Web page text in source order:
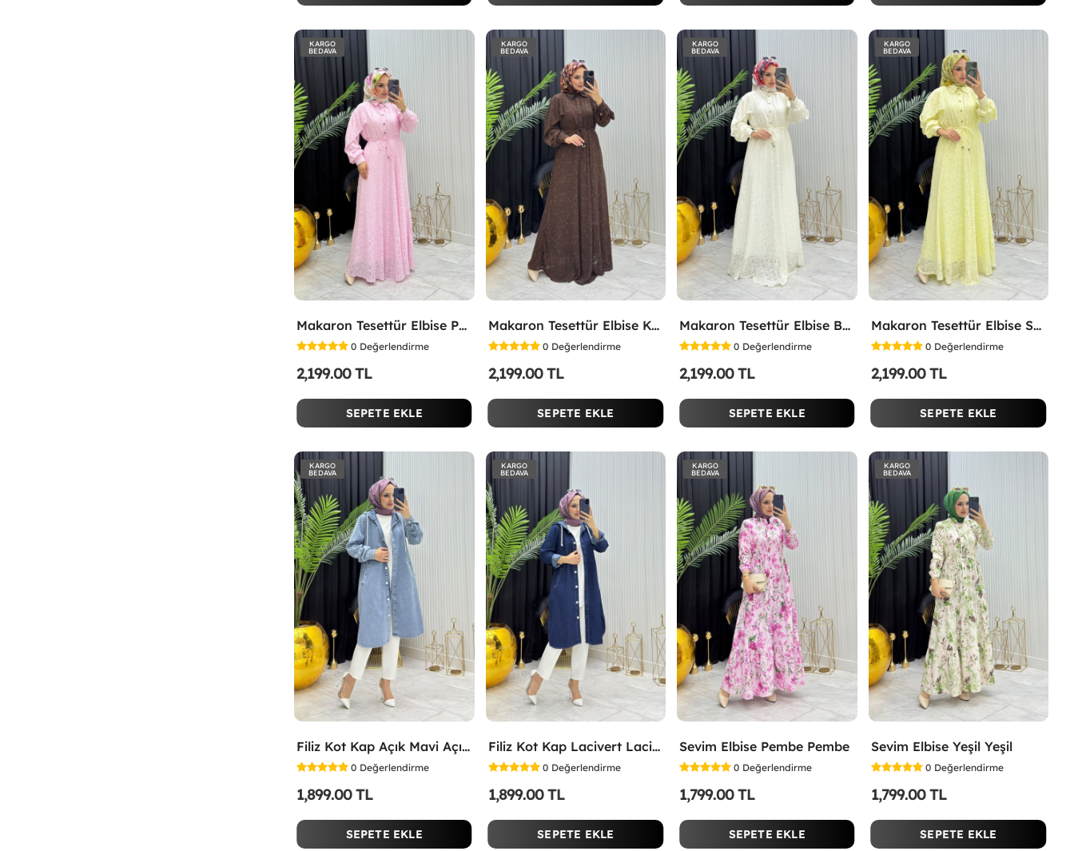
KARGO
BEDAVA
Makaron Tesettür Elbise Pembe Pembe
0 Değerlendirme
2,199.00 TL
SEPETE EKLE
KARGO
BEDAVA
Makaron Tesettür Elbise Kahverengi Kahverengi
0 Değerlendirme
2,199.00 TL
SEPETE EKLE
KARGO
BEDAVA
Makaron Tesettür Elbise Beyaz Beyaz
0 Değerlendirme
2,199.00 TL
SEPETE EKLE
KARGO
BEDAVA
Makaron Tesettür Elbise Sarı Sarı
0 Değerlendirme
2,199.00 TL
SEPETE EKLE
KARGO
BEDAVA
Filiz Kot Kap Açık Mavi Açık Mavi
0 Değerlendirme
1,899.00 TL
SEPETE EKLE
KARGO
BEDAVA
Filiz Kot Kap Lacivert Lacivert
0 Değerlendirme
1,899.00 TL
SEPETE EKLE
KARGO
BEDAVA
Sevim Elbise Pembe Pembe
0 Değerlendirme
1,799.00 TL
SEPETE EKLE
KARGO
BEDAVA
Sevim Elbise Yeşil Yeşil
0 Değerlendirme
1,799.00 TL
SEPETE EKLE